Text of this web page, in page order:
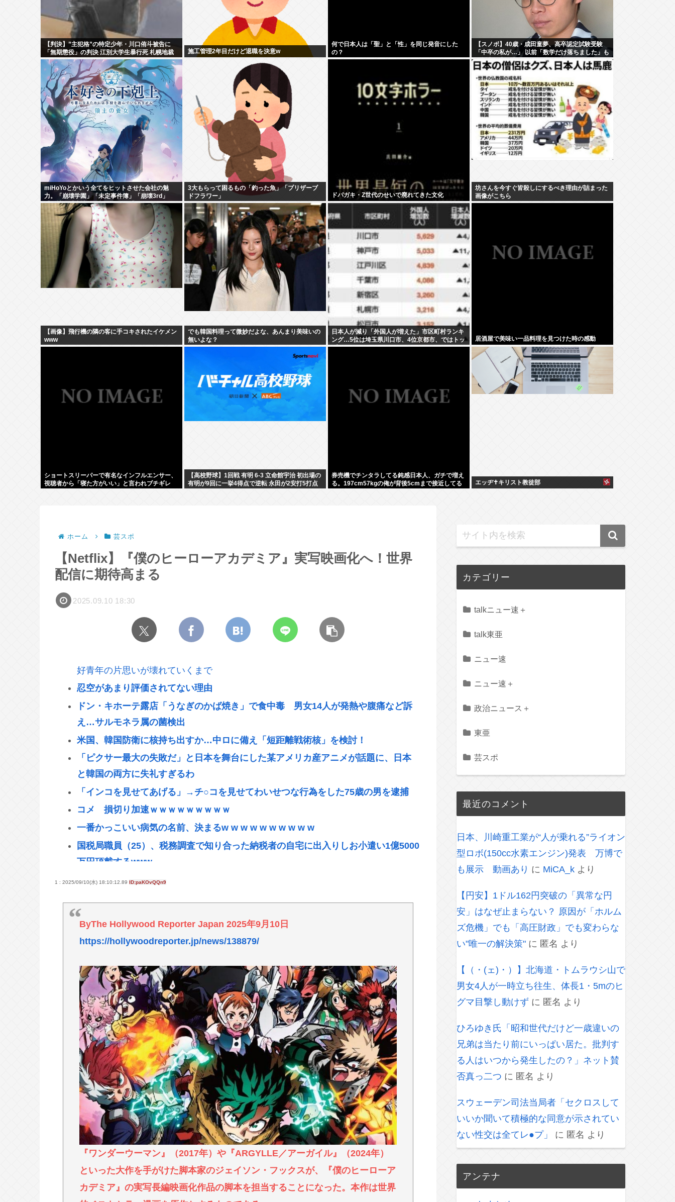
【判決】”主犯格”の特定少年・川口侑斗被告に
「無期懲役」の判決 江別大学生暴行死 札幌地裁
施工管理2年目だけど退職を決意w
何で日本人は「聖」と「性」を同じ発音にした
の？
【スノボ】40歳・成田童夢、高卒認定試験受験
「中卒の私が…」 以前「数学だけ落ちました」も
AI採点で高得点
miHoYoとかいう全てをヒットさせた会社の魅
力。「崩壊学園」「未定事件簿」「崩壊3rd」
「原神」「崩壊スターレイル」「ゼンゼロ」
3大もらって困るもの「釣った魚」「プリザーブ
ドフラワー」
ドパガキ・Z世代のせいで廃れてきた文化
坊さんを今すぐ皆殺しにするべき理由が詰まった
画像がこちら
【画像】飛行機の隣の客に手コキされたイケメン
www
でも韓国料理って微妙だよな、あんまり美味いの
無いよな？
日本人が減り「外国人が増えた」市区町村ランキ
ング…5位は埼玉県川口市、4位京都市、ではトッ
プ3は？
居酒屋で美味い一品料理を見つけた時の感動
ショートスリーパーで有名なインフルエンサー、
視聴者から「寝た方がいい」と言われブチギレ
【高校野球】1回戦 有明 6-3 立命館宇治 初出場の
有明が9回に一挙4得点で逆転 永田が2安打5打点
券売機でチンタラしてる鈍感日本人、ガチで増え
る。197cm57kgの俺が背後5cmまで接近してる
エッヂ✝️キリスト教徒部
ホーム 芸スポ
【Netflix】『僕のヒーローアカデミア』実写映画化へ！世界
配信に期待高まる
2025.09.10 18:30
好青年の片思いが壊れていくまで
忍空があまり評価されてない理由
ドン・キホーテ露店「うなぎのかば焼き」で食中毒 男女14人が発熱や腹痛など訴
え…サルモネラ属の菌検出
米国、韓国防衛に核持ち出すか…中ロに備え「短距離戦術核」を検討！
「ピクサー最大の失敗だ」と日本を舞台にした某アメリカ産アニメが話題に、日本
と韓国の両方に失礼すぎるわ
「インコを見せてあげる」→チ○コを見せてわいせつな行為をした75歳の男を逮捕
コメ 損切り加速ｗｗｗｗｗｗｗｗｗ
一番かっこいい病気の名前、決まるw w w w w w w w w w
国税局職員（25）、税務調査で知り合った納税者の自宅に出入りしお小遣い1億5000
万円頂戴するwww
高配当をうたった「みんなで大家さん」→実態は2881億円の債務超過
へずまりゅう、被災地で発熱。現地の医療リソース消耗させるとか予想以上に迷惑
だったな
【衝撃】ジャンポケ斉藤の被害女性「バウムクーヘン売ったりTikTokライブしてて
ムカついたから示談しなかった」←コレってさ…
日産e-power、無給油で1980km走行しギネス記録を達成、無駄な発電や送電ロスな
くEVよりエコを証明
【熱波】ドイツ、暑すぎて１ヶ月で９６００人死亡
この映画は観なくていいって作品教えて
Powered by livedoor 相互RSS
1 : 2025/09/10(水) 18:10:12.89 ID:paKOvQQn9
ByThe Hollywood Reporter Japan 2025年9月10日
https://hollywoodreporter.jp/news/138879/
『ワンダーウーマン』（2017年）や『ARGYLLE／アーガイル』（2024年）
といった大作を手がけた脚本家のジェイソン・フックスが、『僕のヒーローア
カデミア』の実写長編映画化作品の脚本を担当することになった。本作は世界
カテゴリー
talkニュー速＋
talk東亜
ニュー速
ニュー速＋
政治ニュース＋
東亜
芸スポ
最近のコメント
日本、川崎重工業が“人が乗れる”ライオン
型ロボ(150cc水素エンジン)発表 万博で
も展示 動画あり に MiCA_k より
【円安】1ドル162円突破の「異常な円
安」はなぜ止まらない？ 原因が「ホルム
ズ危機」でも「高圧財政」でも変わらな
い"唯一の解決策" に 匿名 より
【（・(ェ)・）】北海道・トムラウシ山で
男女4人が一時立ち往生、体長1・5mのヒ
グマ目撃し動けず に 匿名 より
ひろゆき氏「昭和世代だけど一歳違いの
兄弟は当たり前にいっぱい居た。批判す
る人はいつから発生したの？」ネット賛
否真っ二つ に 匿名 より
スウェーデン司法当局者「セクロスして
いいか聞いて積極的な同意が示されてい
ない性交は全てレ●プ」
に 匿名 より
アンテナ